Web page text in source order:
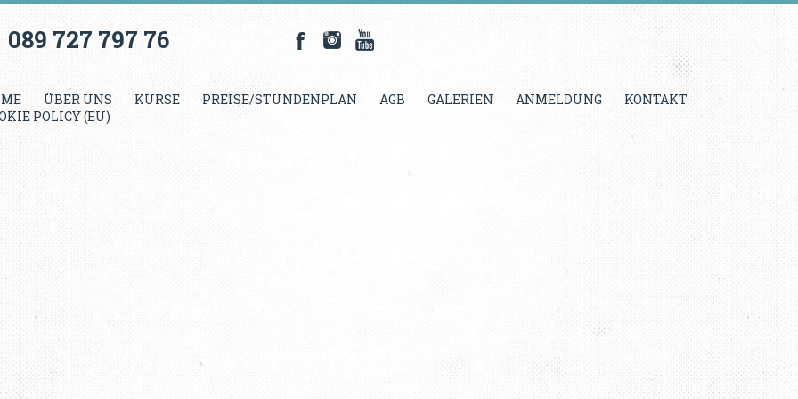
089 727 797 76
ÜBER UNS KURSE PREISE/STUNDENPLAN AGB GALERIEN ANMELDUNG
KONTAKT
POLICY (EU)